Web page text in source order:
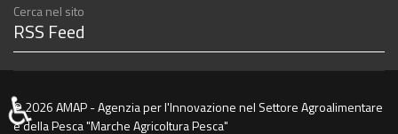
Cerca nel sito
RSS Feed
© 2026 AMAP - Agenzia per l'Innovazione nel Settore Agroalimentare
e della Pesca "Marche Agricoltura Pesca"